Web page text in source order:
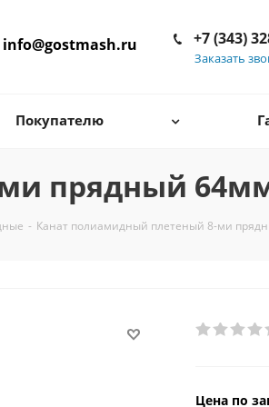
+7 (343)
Заказать
info@gostmash.ru
Покупателю
прядный
- Канат полиамидный плетеный 8-ми
Цена по